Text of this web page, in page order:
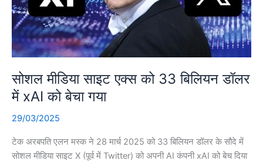
सोशल मीडिया साइट एक्स को 33 बिलियन डॉलर
में xAI को बेचा गया
29/03/2025
टेक अरबपति एलन मस्क ने 28 मार्च 2025 को 33 बिलियन डॉलर के सौदे में
सोशल मीडिया साइट X (पूर्व में Twitter) को अपनी AI कंपनी xAI को बेच दिया